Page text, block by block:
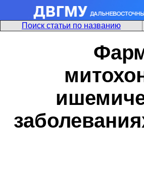
Поиск статьи по названию